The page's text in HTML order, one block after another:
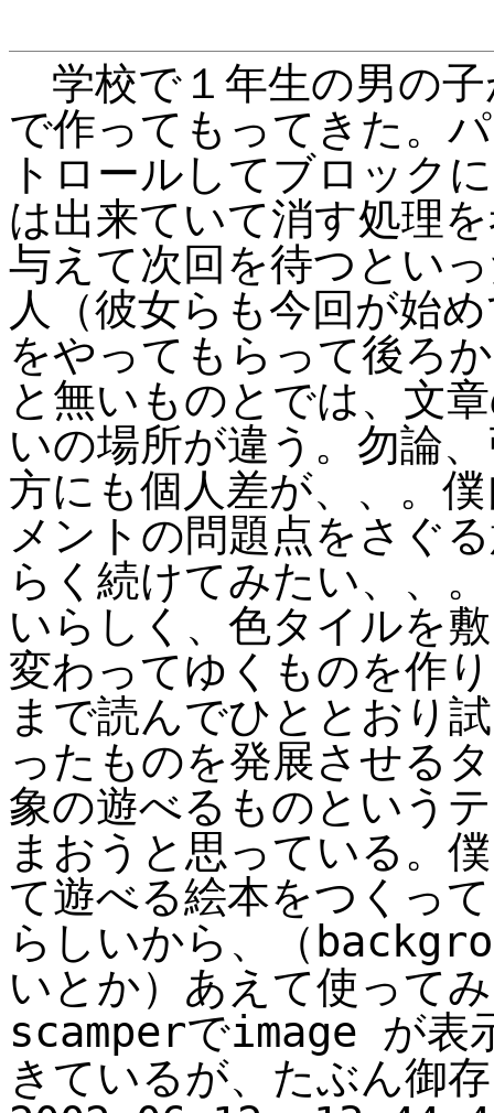
学校で１年生の男の
で作ってもってきた。
トロールしてブロック
は出来ていて消す処理
与えて次回を待つとい
人（彼女らも今回が始
をやってもらって後ろ
と無いものとでは、文
いの場所が違う。勿論
方にも個人差が、、。
メントの問題点をさぐ
らく続けてみたい、、
いらしく、色タイルを
変わってゆくものを作
まで読んでひととおり
ったものを発展させる
象の遊べるものという
まおうと思っている。
て遊べる絵本をつくっ
らしいから、（
いとか）あえて使って
scamperでimage が表
きているが、たぶん